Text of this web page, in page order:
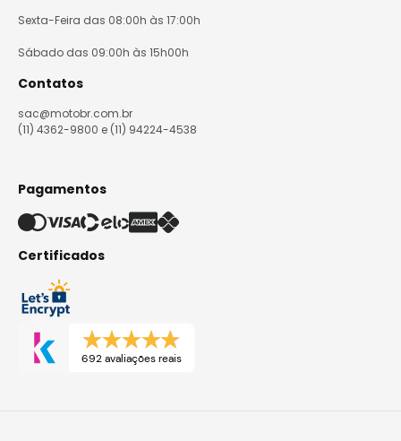
Sexta-Feira das 08:00h às 17:00h
Sábado das 09:00h às 15h00h
Contatos
sac@motobr.com.br
(11) 4362-9800 e (11) 94224-4538
Pagamentos
Certificados
692 avaliações reais